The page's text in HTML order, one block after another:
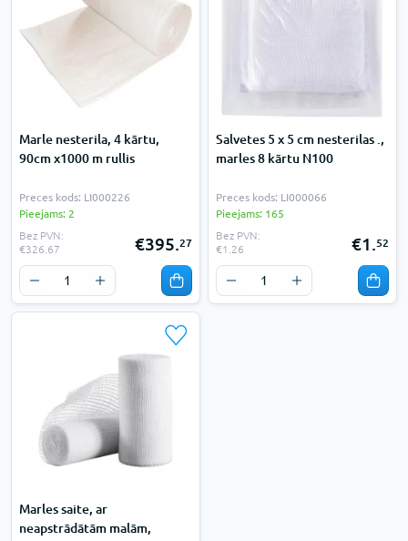
Marle nesterila, 4 kārtu,
90cm x1000 m rullis
Preces kods: LI000226
Pieejams: 2
Bez PVN:
€326.67
€395.27
Salvetes 5 x 5 cm nesterilas .,
marles 8 kārtu N100
Preces kods: LI000066
Pieejams: 165
Bez PVN:
€1.26
€1.52
Marles saite, ar
neapstrādātām malām,